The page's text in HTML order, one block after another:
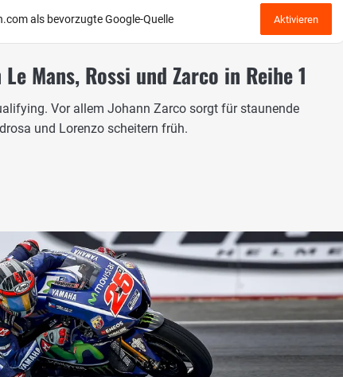
als bevorzugte Google-Quelle Aktivieren
Mans, Rossi und Zarco in Reihe 1
Vor allem Johann Zarco sorgt für staunende
und Lorenzo scheitern früh.